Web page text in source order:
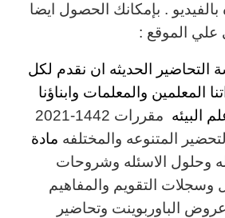
. بإمكانك الحصول ايضا
علي الموقع :
الحديثه ان نقدم لكل
المعلمين والمعلمات وابناؤنا
البيئه مقررات
1442-2021
المتنوعه والمختلفه مادة
وحلول الاسئله وشروحات
وسجلات التقويم والمفاهيم
الباوربوينت وتحاضير